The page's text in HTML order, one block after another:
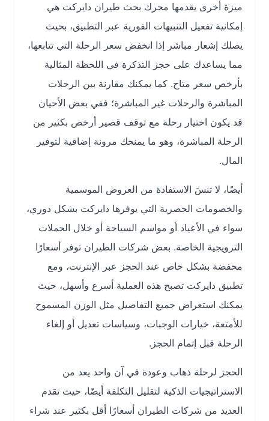
ميزة أخرى يقدمها محرك بحث طيران دايركت هي
إمكانية تفعيل التنبيهات الفورية عبر التطبيق، بحيث
يصلك إشعار مباشر إذا انخفض سعر الرحلة التي تتابعها،
مما يساعدك على حجز التذكرة في اللحظة المثالية
بأرخص سعر متاح. كما يمكنك مقارنة بين الرحلات
المباشرة والرحلات غير المباشرة؛ ففي بعض الأحيان
قد يكون اختيار رحلة مع توقف قصير أرخص بكثير من
الرحلة المباشرة، وهو ما يمنحك مرونة إضافية لتوفير
أيضًا، لا تنسَ الاستفادة من العروض الموسمية
والخصومات الحصرية التي يوفرها دايركت بشكل دوري،
سواء في الأعياد أو مواسم السياحة أو خلال الحملات
الترويجية الخاصة. بعض شركات الطيران توفر أسعارًا
مخفضة بشكل خاص عند الحجز عبر الإنترنت، ومع
تطبيق دايركت تصبح هذه العملية أسرع وأسهل، حيث
يمكنك استعراض جميع التفاصيل مثل الوزن المسموح
للأمتعة، خيارات الوجبات، وسياسات تعديل أو إلغاء
الرحلة قبل إتمام الحجز.
الحجز لرحلة ذهاب وعودة في آن واحد يعد من
الاستراتيجيات الذكية لتقليل التكلفة أيضًا، حيث تقدم
العديد من شركات الطيران أسعارًا أقل بكثير عند شراء